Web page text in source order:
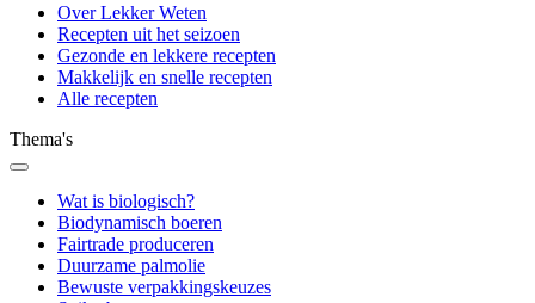
Over Lekker Weten
Recepten uit het seizoen
Gezonde en lekkere recepten
Makkelijk en snelle recepten
Alle recepten
Thema's
Wat is biologisch?
Biodynamisch boeren
Fairtrade produceren
Duurzame palmolie
Bewuste verpakkingskeuzes